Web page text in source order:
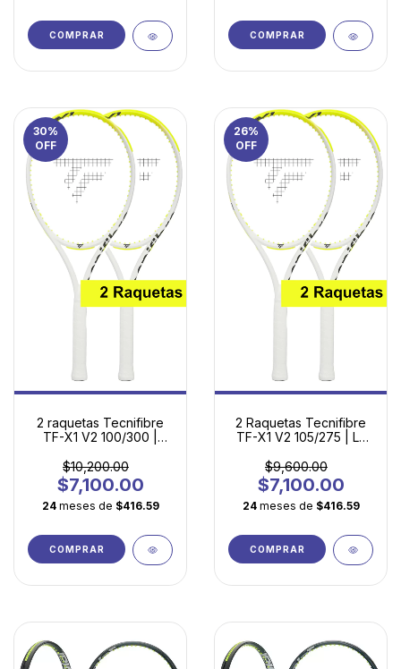
COMPRAR COMPRAR
30%
OFF
2 raquetas Tecnifibre
TF-X1 V2 100/300 |
Máximo Confort
$10,200.00
$7,100.00
24 meses de $416.59
COMPRAR
26%
OFF
2 Raquetas Tecnifibre
TF-X1 V2 105/275 | La
para Principiantes
$9,600.00
$7,100.00
24 meses de $416.59
COMPRAR